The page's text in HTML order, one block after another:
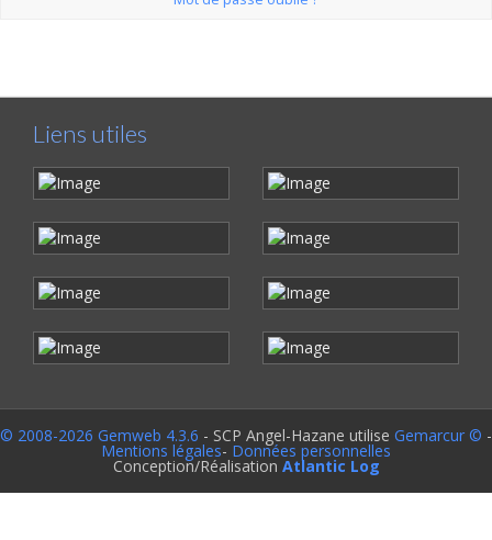
Liens utiles
© 2008-2026 Gemweb 4.3.6 - SCP Angel-Hazane utilise Gemarcur © -
Mentions légales- Données personnelles
Conception/Réalisation Atlantic Log